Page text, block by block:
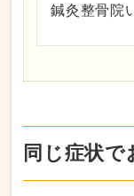
鍼灸整骨
同じ症状